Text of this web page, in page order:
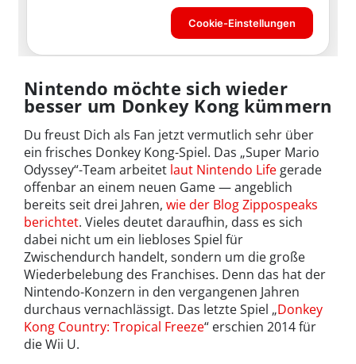
Nintendo möchte sich wieder
besser um Donkey Kong kümmern
Du freust Dich als Fan jetzt vermutlich sehr über
ein frisches Donkey Kong-Spiel. Das „Super Mario
Odyssey“-Team arbeitet laut Nintendo Lifegerade
offenbar an einem neuen Game — angeblich
bereits seit drei Jahren, wie der Blog Zippospeaks
berichtet. Vieles deutet daraufhin, dass es sich
dabei nicht um ein liebloses Spiel für
Zwischendurch handelt, sondern um die große
Wiederbelebung des Franchises. Denn das hat der
Nintendo-Konzern in den vergangenen Jahren
durchaus vernachlässigt. Das letzte Spiel „Donkey
Kong Country: Tropical Freeze“ erschien 2014 für
die Wii U.